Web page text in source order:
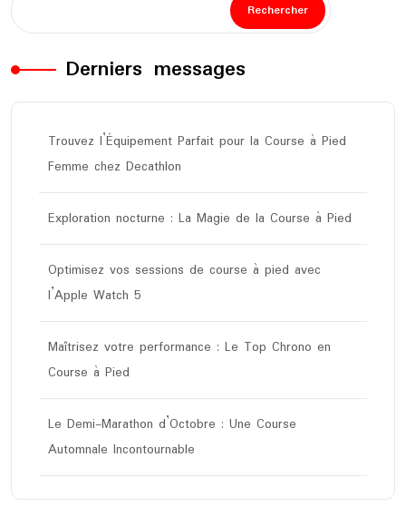
Rechercher
Derniers messages
Trouvez l’Équipement Parfait pour la Course à Pied
Femme chez Decathlon
Exploration nocturne : La Magie de la Course à Pied
Optimisez vos sessions de course à pied avec
l’Apple Watch 5
Maîtrisez votre performance : Le Top Chrono en
Course à Pied
Le Demi-Marathon d’Octobre : Une Course
Automnale Incontournable